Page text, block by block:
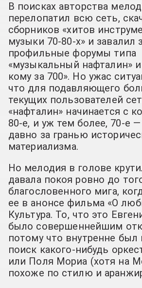
В поисках авторства
перелопатил всю сеть,
сборников «хитов
музыки 70-80-х» и завалил
профильные форумы типа
«музыкальный нафталин» и
кому за 700». Но ужас
что для подавляющего
текущих пользователей
«нафталин» начинается с
80-е, и уж тем более, 70-е
давно за гранью
материализма.
Но мелодия в голове
давала покоя ровно до
благословенного мига,
ее в анонсе фильма «О
Культура. То, что это
было совершеннейшим
потому что внутренне был
поиск какого-нибудь
или Поля Мориа (хотя на
похоже по стилю и